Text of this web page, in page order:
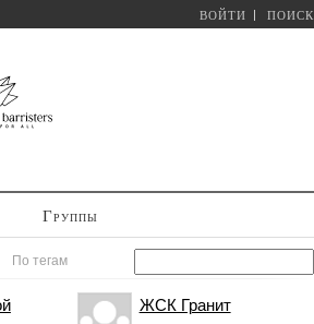
ВОЙТИ ПОИСК
Группы
По тегам
ЖСК Гранит